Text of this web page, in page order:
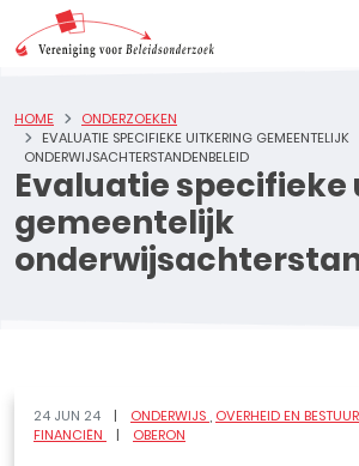
Evaluatie
gemeentelijk
HOME
ONDERZOEKEN
EVALUATIE SPECIFIEKE UITKERING GEMEENTELIJK
ONDERWIJSACHTERSTANDENBELEID
24 JUN 24 ONDERWIJS OVERHEID EN BESTUUR
FINANCIËN
OBERON